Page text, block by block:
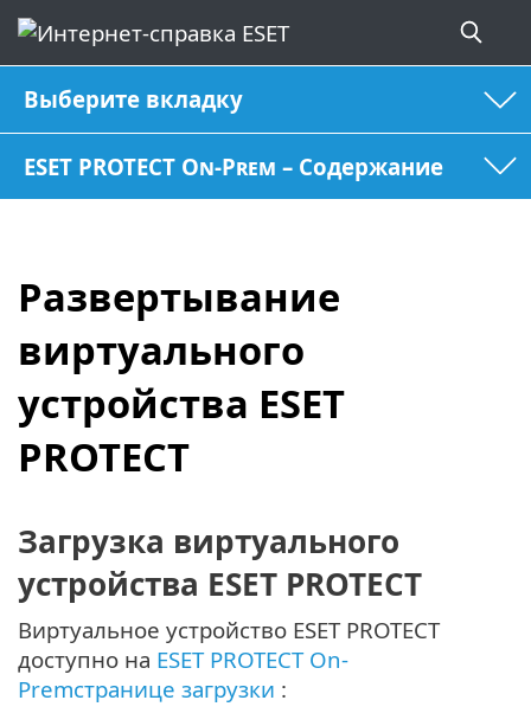
Выберите вкладку
ESET PROTECT On-Prem – Содержание
Развертывание
виртуального
устройства ESET
PROTECT
Загрузка виртуального
устройства ESET PROTECT
Виртуальное устройство ESET PROTECT
доступно на ESET PROTECT On-
Premстранице загрузки :